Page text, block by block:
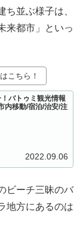
ち並ぶ様子は、
来都市」といっ
こちら！
バトゥミ観光情報
内移動/宿泊/治安/注
2022.09.06
ビーチ三昧のバ
地方にあるのは